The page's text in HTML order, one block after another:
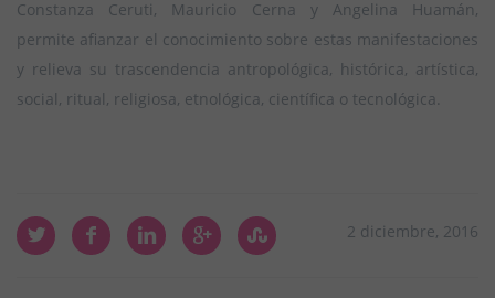
Constanza Ceruti, Mauricio Cerna y Angelina Huamán,
permite afianzar el conocimiento sobre estas manifestaciones
y relieva su trascendencia antropológica, histórica, artística,
social, ritual, religiosa, etnológica, científica o tecnológica.
2 diciembre, 2016